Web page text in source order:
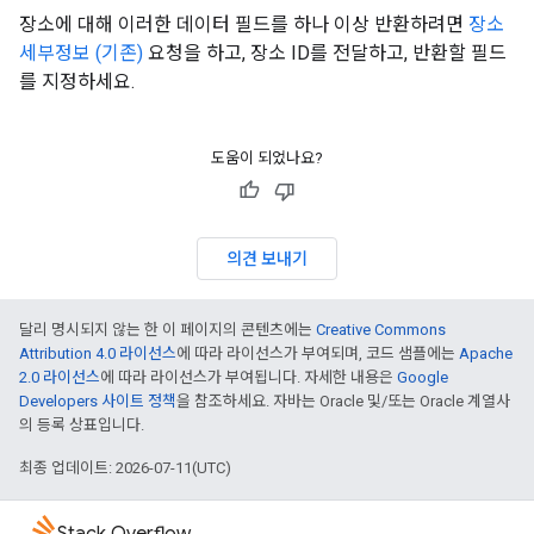
장소에 대해 이러한 데이터 필드를 하나 이상 반환하려면 장소
세부정보 (기존) 요청을 하고, 장소 ID를 전달하고, 반환할 필드
를 지정하세요.
도움이 되었나요?
의견 보내기
달리 명시되지 않는 한 이 페이지의 콘텐츠에는 Creative Commons
Attribution 4.0 라이선스에 따라 라이선스가 부여되며, 코드 샘플에는 Apache
2.0 라이선스에 따라 라이선스가 부여됩니다. 자세한 내용은 Google
Developers 사이트 정책을 참조하세요. 자바는 Oracle 및/또는 Oracle 계열사
의 등록 상표입니다.
최종 업데이트: 2026-07-11(UTC)